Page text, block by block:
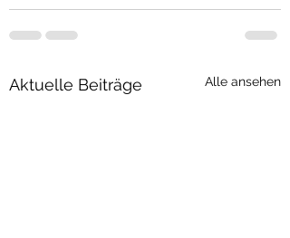
Aktuelle Beiträge Alle ansehen